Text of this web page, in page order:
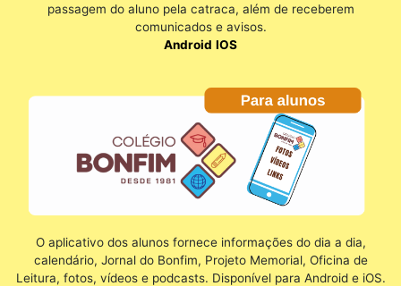
passagem do aluno pela catraca, além de receberem
comunicados e avisos.
Android IOS
O aplicativo dos alunos fornece informações do dia a dia,
calendário, Jornal do Bonfim, Projeto Memorial, Oficina de
Leitura, fotos, vídeos e podcasts. Disponível para Android e iOS.